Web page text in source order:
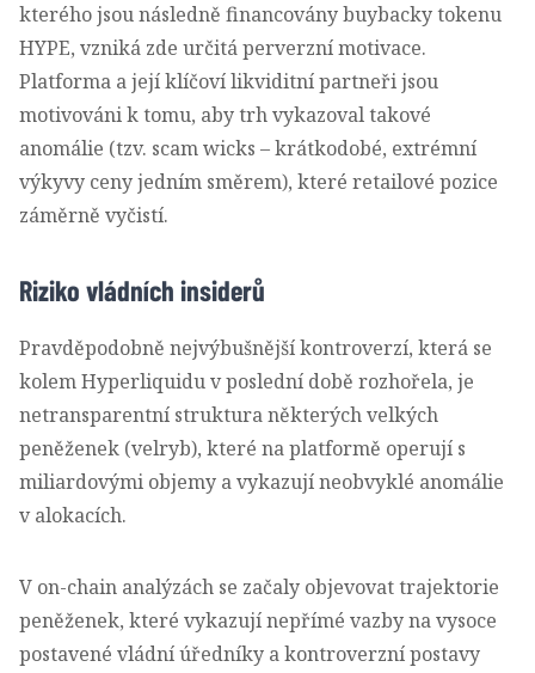
kterého jsou následně financovány buybacky tokenu
HYPE, vzniká zde určitá perverzní motivace.
Platforma a její klíčoví likviditní partneři jsou
motivováni k tomu, aby trh vykazoval takové
anomálie (tzv. scam wicks – krátkodobé, extrémní
výkyvy ceny jedním směrem), které retailové pozice
záměrně vyčistí.
Riziko vládních insiderů
Pravděpodobně nejvýbušnější kontroverzí, která se
kolem Hyperliquidu v poslední době rozhořela, je
netransparentní struktura některých velkých
peněženek (velryb), které na platformě operují s
miliardovými objemy a vykazují neobvyklé anomálie
v alokacích.
V on-chain analýzách se začaly objevovat trajektorie
peněženek, které vykazují nepřímé vazby na vysoce
postavené vládní úředníky a kontroverzní postavy